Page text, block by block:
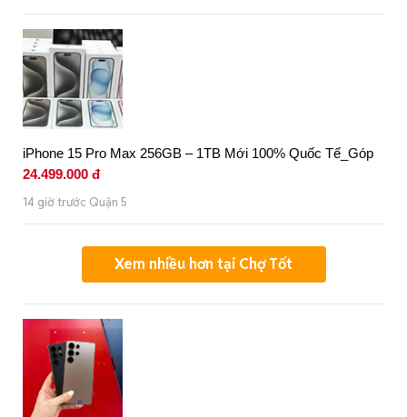
iPhone 15 Pro Max 256GB – 1TB Mới 100% Quốc Tế_Góp
24.499.000 đ
14 giờ trước Quận 5
Xem nhiều hơn tại Chợ Tốt